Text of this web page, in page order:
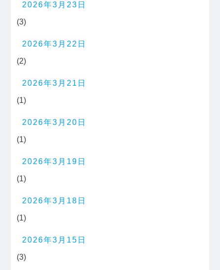
2026年3月23日
(3)
2026年3月22日
(2)
2026年3月21日
(1)
2026年3月20日
(1)
2026年3月19日
(1)
2026年3月18日
(1)
2026年3月15日
(3)